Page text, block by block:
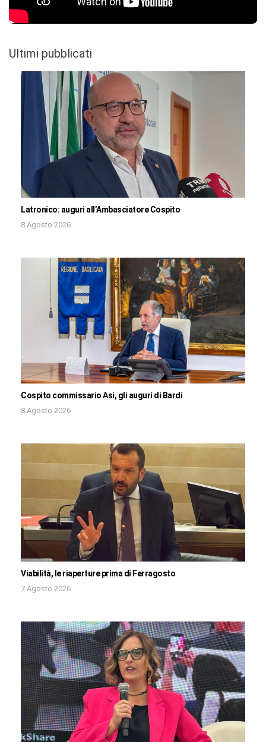
Ultimi pubblicati
Latronico: auguri all’Ambasciatore Cospito
8 Agosto 2026
Cospito commissario Asi, gli auguri di Bardi
8 Agosto 2026
Viabilità, le riaperture prima di Ferragosto
7 Agosto 2026